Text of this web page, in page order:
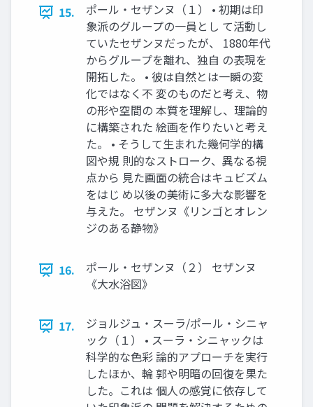
15.
ポール・セザンヌ（１） • 初期は印
象派のグループの一員とし て活動し
ていたセザンヌだったが、 1880年代
からグループを離れ、独自 の表現を
開拓した。 • 彼は自然とは一瞬の変
化ではなく不 変のものだと考え、物
の形や空間の 本質を理解し、理論的
に構築された 絵画を作りたいと考え
た。 • そうして生まれた幾何学的構
図や規 則的なストローク、異なる視
点から 見た画面の統合はキュビズム
をはじ め以後の美術に多大な影響を
与えた。 セザンヌ《リンゴとオレン
ジのある静物》
16.
ポール・セザンヌ（２） セザンヌ
《大水浴図》
17.
ジョルジュ・スーラ/ポール・シニャ
ック（１） • スーラ・シニャックは
科学的な色彩 論的アプローチを実行
したほか、輪 郭や明暗の回復を果た
した。これは 個人の感覚に依存して